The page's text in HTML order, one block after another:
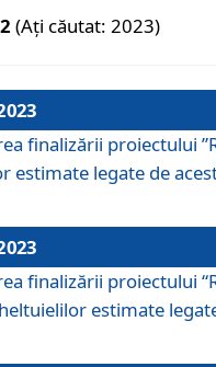
(Ați căutat: 2023)
finalizării proiectului
estimate legate de
finalizării proiectului
estimate